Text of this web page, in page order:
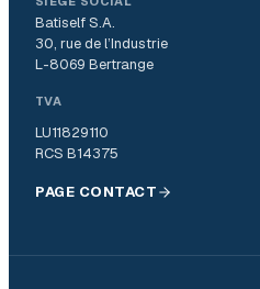
Batiself S.A.
30, rue de l’Industrie
L-8069 Bertrange
TVA
LU11829110
RCS B14375
PAGE CONTACT